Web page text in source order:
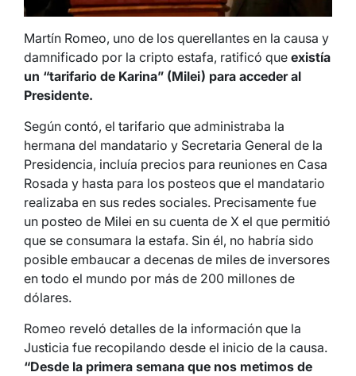
Martín Romeo, uno de los querellantes en la causa y
damnificado por la cripto estafa, ratificó que existía
un “tarifario de Karina” (Milei) para acceder al
Presidente.
Según contó, el tarifario que administraba la
hermana del mandatario y Secretaria General de la
Presidencia, incluía precios para reuniones en Casa
Rosada y hasta para los posteos que el mandatario
realizaba en sus redes sociales. Precisamente fue
un posteo de Milei en su cuenta de X el que permitió
que se consumara la estafa. Sin él, no habría sido
posible embaucar a decenas de miles de inversores
en todo el mundo por más de 200 millones de
dólares.
Romeo reveló detalles de la información que la
Justicia fue recopilando desde el inicio de la causa.
“Desde la primera semana que nos metimos de